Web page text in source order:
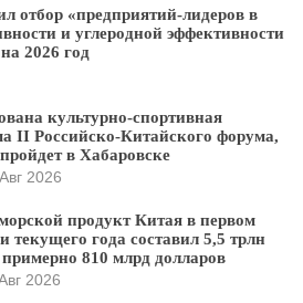
отбор «предприятий-лидеров в
и углеродной эффективности
2026 год
культурно-спортивная
II Российско-Китайского форума,
в Хабаровске
2026
продукт Китая в первом
текущего года составил 5,5 трлн
810 млрд долларов
2026